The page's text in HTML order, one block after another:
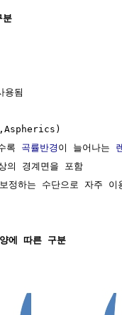
분
용됨
,Aspherics)
록 곡률반경 이 늘어나는
의 경계면을 포함
정하는 수단으로 자주 이
에 따른 구분